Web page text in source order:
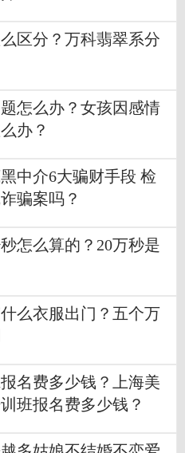
区分？万科翡翠系分
怎么办？女孩因感情
办？
中介6大骗财手段 检
骗案吗？
怎么算的？20万秒是
么衣服出门？五个万
名费多少钱？上海美
班报名费多少钱？